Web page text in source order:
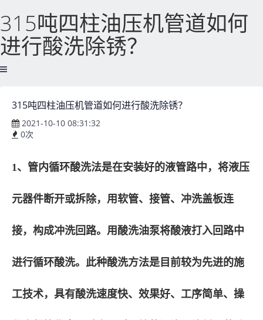
315吨四柱油压机管道如何
进行酸洗除锈？
315吨四柱油压机管道如何进行酸洗除锈？
2021-10-10 08:31:32
0次
1、管内循环酸洗法是在安装好的液管路中，将液压
元器件断开或拆除，用软管、接管、冲洗盖板连
接，构成冲洗回路。用酸洗油泵将酸液打入回路中
进行循环酸洗。此种酸洗方法是目前较为先进的施
工技术，具有酸洗速度快、效果好、工序简单、操